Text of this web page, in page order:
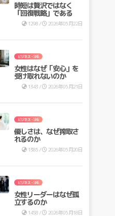
時短は贅沢ではなく
「回復戦略」である
1298 / 2026年05月22日
ビジネス・SNS
女性はなぜ「安心」を
受け取れないのか
1343 / 2026年05月21日
ビジネス・SNS
優しさは、なぜ搾取さ
れるのか
1385 / 2026年05月20日
ビジネス・SNS
女性リーダーはなぜ孤
立するのか
1458 / 2026年05月18日